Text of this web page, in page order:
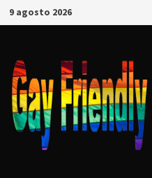
9 agosto 2026